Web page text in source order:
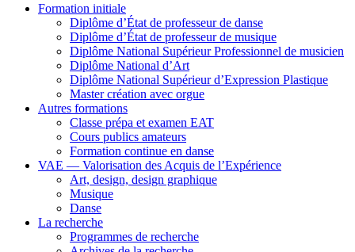
Formation initiale
Diplôme d’État de professeur de danse
Diplôme d’État de professeur de musique
Diplôme National Supérieur Professionnel de musicien
Diplôme National d’Art
Diplôme National Supérieur d’Expression Plastique
Master création avec orgue
Autres formations
Classe prépa et examen EAT
Cours publics amateurs
Formation continue en danse
VAE — Valorisation des Acquis de l’Expérience
Art, design, design graphique
Musique
Danse
La recherche
Programmes de recherche